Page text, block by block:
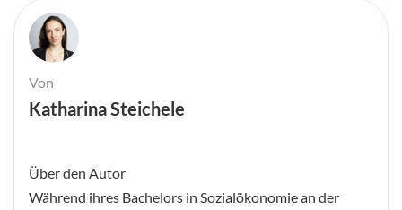
Von
Katharina Steichele
Über den Autor
Während ihres Bachelors in Sozialökonomie an der